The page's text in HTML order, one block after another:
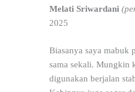
Melati Sriwardani
2025
Biasanya saya mabuk
sama sekali. Mungkin
digunakan berjalan